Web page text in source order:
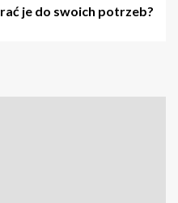
je do swoich potrzeb?